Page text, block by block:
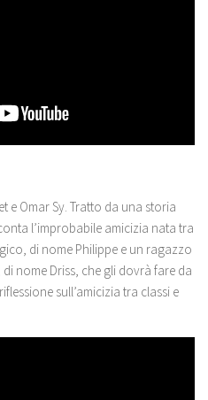
e Omar Sy. Tratto da una storia
l’improbabile amicizia nata tra
di nome Philippe e un ragazzo
nome Driss, che gli dovrà fare da
sull’amicizia tra classi e